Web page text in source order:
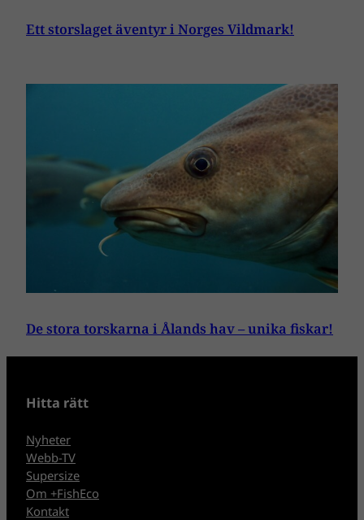
Ett storslaget äventyr i Norges Vildmark!
De stora torskarna i Ålands hav – unika fiskar!
Hitta rätt
Nyheter
Webb-TV
Supersize
Om +FishEco
Kontakt